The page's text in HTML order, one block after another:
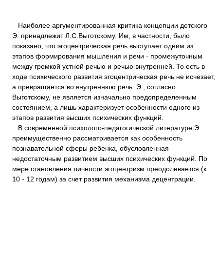
Наиболее аргументированная критика концепции детского
Э. принадлежит Л.С.Выготскому. Им, в частности, было
показано, что эгоцентрическая речь выступает одним из
этапов формирования мышления и речи - промежуточным
между громкой устной речью и речью внутренней. То есть в
ходе психического развития эгоцентрическая речь не исчезает,
а превращается во внутреннюю речь. Э., согласно
Выготскому, не является изначально предопределенным
состоянием, а лишь характеризует особенности одного из
этапов развития высших психических функций.
В современной психолого-педагогической литературе Э.
преимущественно рассматривается как особенность
познавательной сферы ребенка, обусловленная
недостаточным развитием высших психических функций. По
мере становления личности эгоцентризм преодолевается (к
10 - 12 годам) за счет развития механизма децентрации.